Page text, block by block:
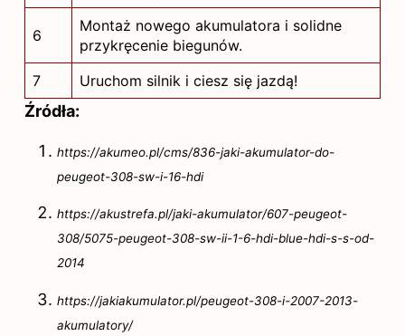
6
Montaż nowego akumulatora i solidne
przykręcenie biegunów.
7
Uruchom silnik i ciesz się jazdą!
Źródła:
https://akumeo.pl/cms/836-jaki-akumulator-do-
peugeot-308-sw-i-16-hdi
https://akustrefa.pl/jaki-akumulator/607-peugeot-
308/5075-peugeot-308-sw-ii-1-6-hdi-blue-hdi-s-s-od-
2014
https://jakiakumulator.pl/peugeot-308-i-2007-2013-
akumulatory/